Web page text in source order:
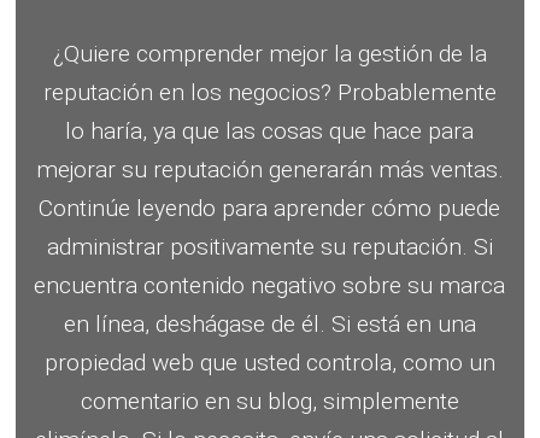
¿Quiere comprender mejor la gestión de la
reputación en los negocios? Probablemente
lo haría, ya que las cosas que hace para
mejorar su reputación generarán más ventas.
Continúe leyendo para aprender cómo puede
administrar positivamente su reputación. Si
encuentra contenido negativo sobre su marca
en línea, deshágase de él. Si está en una
propiedad web que usted controla, como un
comentario en su blog, simplemente